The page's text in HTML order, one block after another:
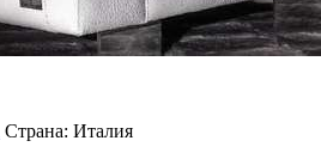
Страна: Италия